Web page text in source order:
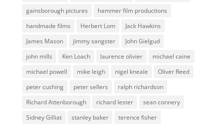
gainsborough pictures
hammer film productions
handmade films
Herbert Lom
Jack Hawkins
James Mason
jimmy sangster
John Gielgud
john mills
Ken Loach laurence olivier
michael caine
michael powell
mike leigh nigel kneale
Oliver Reed
peter cushing
peter sellers
ralph richardson
Richard Attenborough
richard lester
sean connery
Sidney Gilliat
stanley baker
terence fisher